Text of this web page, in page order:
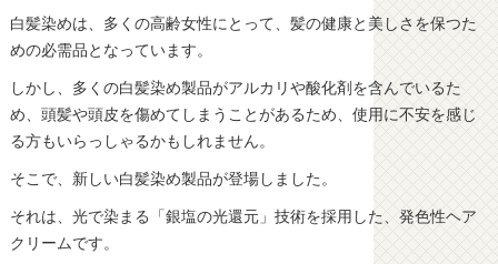
白髪染めは、多くの高齢女性にとって、髪の健康と美しさを保つた
めの必需品となっています。
しかし、多くの白髪染め製品がアルカリや酸化剤を含んでいるた
め、頭髪や頭皮を傷めてしまうことがあるため、使用に不安を感じ
る方もいらっしゃるかもしれません。
そこで、新しい白髪染め製品が登場しました。
それは、光で染まる「銀塩の光還元」技術を採用した、発色性ヘア
クリームです。